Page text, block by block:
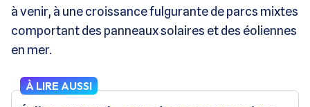
à venir, à une croissance fulgurante de parcs mixtes
comportant des panneaux solaires et des éoliennes
en mer.
À LIRE AUSSI